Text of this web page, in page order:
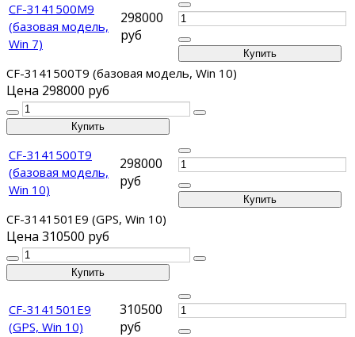
CF-3141500M9
(базовая модель,
Win 7)
298000
руб
CF-3141500T9 (базовая модель, Win 10)
Цена 298000 руб
CF-3141500T9
(базовая модель,
Win 10)
298000
руб
CF-3141501E9 (GPS, Win 10)
Цена 310500 руб
CF-3141501E9
(GPS, Win 10)
310500
руб